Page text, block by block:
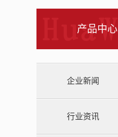
产品中心
企业新闻
行业资讯